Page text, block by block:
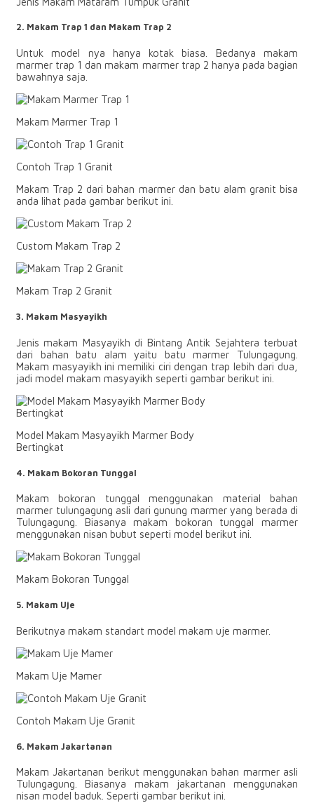
2. Makam Trap 1 dan Makam Trap 2
Untuk model nya hanya kotak biasa. Bedanya makam
marmer trap 1 dan makam marmer trap 2 hanya pada bagian
bawahnya saja.
Makam Marmer Trap 1
Contoh Trap 1 Granit
Makam Trap 2 dari bahan marmer dan batu alam granit bisa
anda lihat pada gambar berikut ini.
Custom Makam Trap 2
Makam Trap 2 Granit
3. Makam Masyayikh
Jenis makam Masyayikh di Bintang Antik Sejahtera terbuat
dari bahan batu alam yaitu batu marmer Tulungagung.
Makam masyayikh ini memiliki ciri dengan trap lebih dari dua,
jadi model makam masyayikh seperti gambar berikut ini.
Model Makam Masyayikh Marmer Body
Bertingkat
4. Makam Bokoran Tunggal
Makam bokoran tunggal menggunakan material bahan
marmer tulungagung asli dari gunung marmer yang berada di
Tulungagung. Biasanya makam bokoran tunggal marmer
menggunakan nisan bubut seperti model berikut ini.
Makam Bokoran Tunggal
5. Makam Uje
Berikutnya makam standart model makam uje marmer.
Makam Uje Mamer
Contoh Makam Uje Granit
6. Makam Jakartanan
Makam Jakartanan berikut menggunakan bahan marmer asli
Tulungagung. Biasanya makam jakartanan menggunakan
nisan model baduk. Seperti gambar berikut ini.